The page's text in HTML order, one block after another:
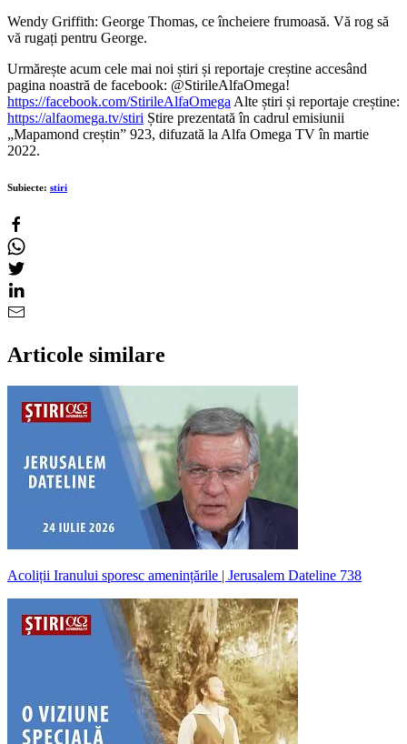
Wendy Griffith: George Thomas, ce încheiere frumoasă. Vă rog să
vă rugați pentru George.
Urmărește acum cele mai noi știri și reportaje creștine accesând
pagina noastră de facebook: @StirileAlfaOmega!
https://facebook.com/StirileAlfaOmega Alte știri și reportaje creștine:
https://alfaomega.tv/stiri Știre prezentată în cadrul emisiunii
„Mapamond creștin” 923, difuzată la Alfa Omega TV în martie
2022.
Subiecte: stiri
Articole similare
Acoliții Iranului sporesc amenințările | Jerusalem Dateline 738